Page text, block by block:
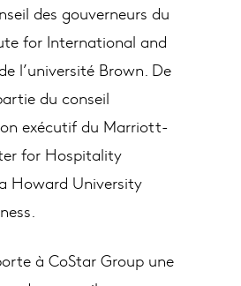
des gouverneurs du
for International and
l’université Brown. De
du conseil
exécutif du Marriott-
for Hospitality
Howard University
à CoStar Group une